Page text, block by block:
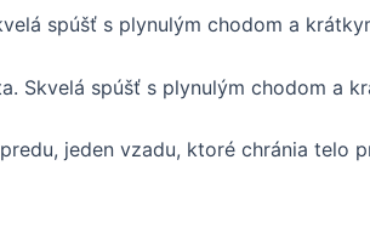
spúšť s plynulým chodom a
Skvelá spúšť s plynulým chodom a
jeden vzadu, ktoré chránia telo